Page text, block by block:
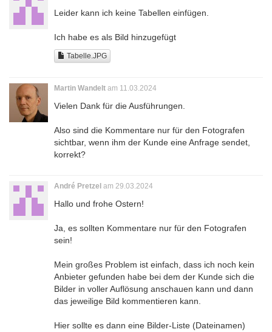
Leider kann ich keine Tabellen einfügen.
Ich habe es als Bild hinzugefügt
Tabelle.JPG
Martin Wandelt am 11.03.2024
Vielen Dank für die Ausführungen.
Also sind die Kommentare nur für den Fotografen
sichtbar, wenn ihm der Kunde eine Anfrage sendet,
korrekt?
André Pretzel am 29.03.2024
Hallo und frohe Ostern!
Ja, es sollten Kommentare nur für den Fotografen
sein!
Mein großes Problem ist einfach, dass ich noch kein
Anbieter gefunden habe bei dem der Kunde sich die
Bilder in voller Auflösung anschauen kann und dann
das jeweilige Bild kommentieren kann.
Hier sollte es dann eine Bilder-Liste (Dateinamen)